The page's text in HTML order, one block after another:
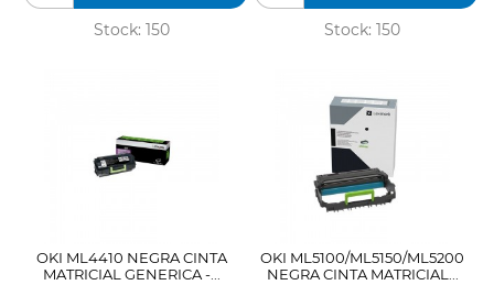
Stock: 150 Stock: 150
OKI ML4410 NEGRA CINTA
MATRICIAL GENERICA -...
OKI ML5100/ML5150/ML5200
NEGRA CINTA MATRICIAL...